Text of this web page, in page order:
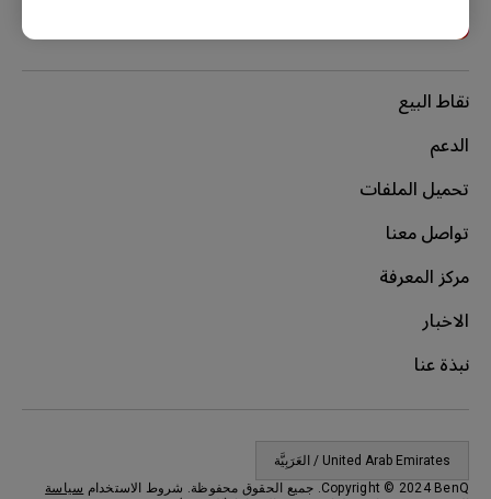
نقاط البيع
الدعم
تحميل الملفات
تواصل معنا
مركز المعرفة
الاخبار
نبذة عنا
United Arab Emirates / العَرَبِيَّة
Copyright © 2024 BenQ. جميع الحقوق محفوظة. شروط الاستخدام
سياسة